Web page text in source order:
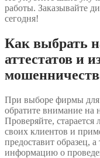
работы. Заказывайте
сегодня!
Как выбрать
аттестатов и
При выборе фирмы для
обратите внимание на
Проверяйте,
своих клиентов и
предоставит образец,
информацию о